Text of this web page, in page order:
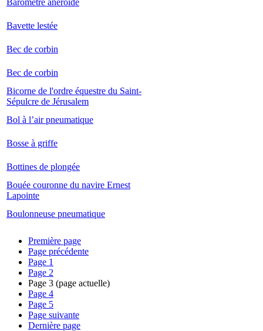
Baromètre anéroïde
Bavette lestée
Bec de corbin
Bec de corbin
Bicorne de l'ordre équestre du Saint-
Sépulcre de Jérusalem
Bol à l’air pneumatique
Bosse à griffe
Bottines de plongée
Bouée couronne du navire Ernest
Lapointe
Boulonneuse pneumatique
Première page
Page précédente
Page 1
Page 2
Page 3 (page actuelle)
Page 4
Page 5
Page suivante
Dernière page